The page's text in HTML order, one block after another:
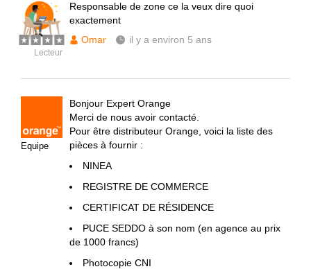
Lecteur
Responsable de zone ce la veux dire quoi
exactement
Omar
il y a environ 5 ans
Equipe
Bonjour Expert Orange
Merci de nous avoir contacté.
Pour être distributeur Orange, voici la liste des
pièces à fournir :
NINEA
REGISTRE DE COMMERCE
CERTIFICAT DE RÉSIDENCE
PUCE SEDDO à son nom (en agence au prix
de 1000 francs)
Photocopie CNI